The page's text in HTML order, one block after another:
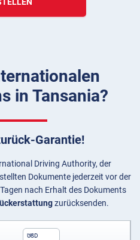
in Tansania?
Garantie!
Driving Authority, der
Dokumente jederzeit vor der
nach Erhalt des Dokuments
zurücksenden.
USD